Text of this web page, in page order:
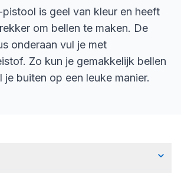
is geel van kleur en heeft
om bellen te maken. De
onderaan vul je met
Zo kun je gemakkelijk bellen
je buiten op een leuke manier.